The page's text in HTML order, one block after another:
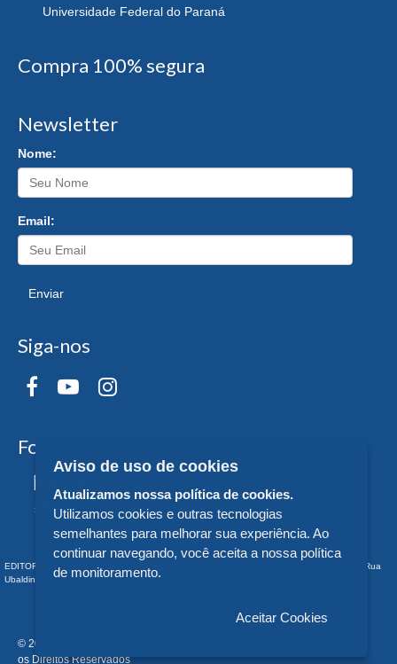
Universidade Federal do Paraná
Compra 100% segura
Newsletter
Nome:
Email:
Enviar
Siga-nos
Formas de Pagamento
EDITORA DA UNIVERSIDADE FEDERAL DO PARANÁ - CNPJ n° 75.095.679/0011-10 - Rua
Ubaldino do Amaral, 321 - Alto da Glória - - PR
© 2026 EDITORA DA UNIVERSIDADE FEDERAL DO PARANÁ - Todos
os Direitos Reservados
Aviso de uso de cookies
Atualizamos nossa política de cookies.
Utilizamos cookies e outras tecnologias
semelhantes para melhorar sua experiência. Ao
continuar navegando, você aceita a nossa política
de monitoramento.
Aceitar Cookies